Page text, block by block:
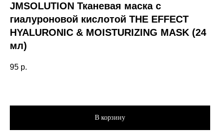
JMSOLUTION Тканевая маска с
гиалуроновой кислотой THE EFFECT
HYALURONIC & MOISTURIZING MASK (24
мл)
95 р.
В корзину